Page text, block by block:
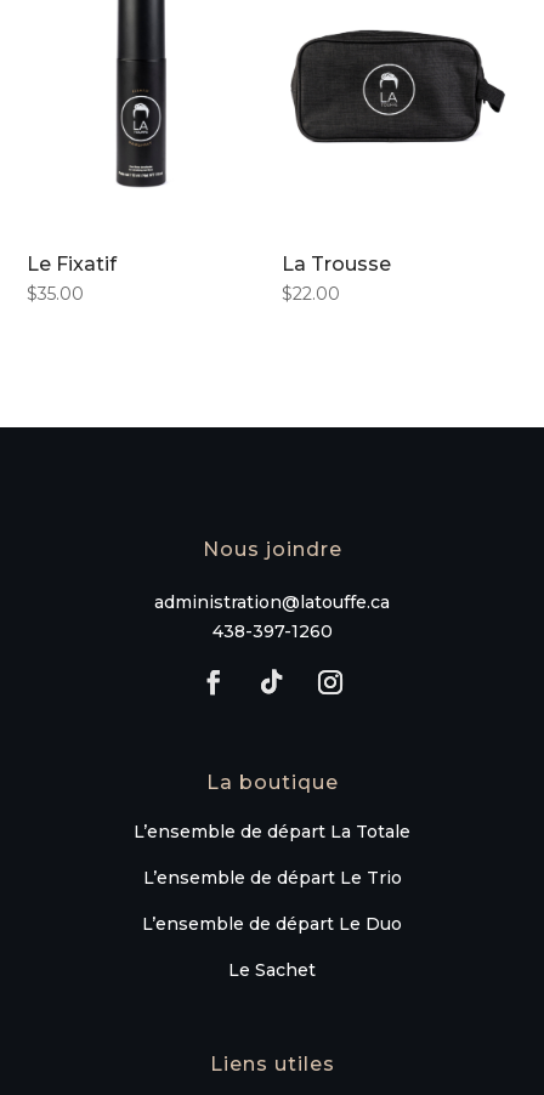
Le Fixatif
$35.00
La Trousse
$22.00
Nous joindre
administration@latouffe.ca
438-397-1260
La boutique
L’ensemble de départ La Totale
L’ensemble de départ Le Trio
L’ensemble de départ Le Duo
Le Sachet
Liens utiles